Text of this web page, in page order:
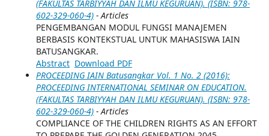
(FAKULTAS TARBIYYAH DAN ILMU KEGURUAN). (ISBN: 978-
602-329-060-4) - Articles
PENGEMBANGAN MODUL FUNGSI MANAJEMEN
BERBASIS KONTEKSTUAL UNTUK MAHASISWA IAIN
BATUSANGKAR.
Abstract Download PDF
PROCEEDING IAIN Batusangkar Vol. 1 No. 2 (2016):
PROCEEDING INTERNATIONAL SEMINAR ON EDUCATION.
(FAKULTAS TARBIYYAH DAN ILMU KEGURUAN). (ISBN: 978-
602-329-060-4) - Articles
COMPLIANCE OF THE CHILDREN RIGHTS AS AN EFFORT